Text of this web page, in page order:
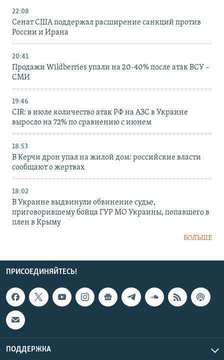
22:08
Сенат США поддержал расширение санкций против
России и Ирана
20:41
Продажи Wildberries упали на 20-40% после атак ВСУ –
СМИ
19:46
CIR: в июле количество атак РФ на АЗС в Украине
выросло на 72% по сравнению с июнем
18:53
В Керчи дрон упал на жилой дом: российские власти
сообщают о жертвах
18:02
В Украине выдвинули обвинение судье,
приговорившему бойца ГУР МО Украины, попавшего в
плен в Крыму
БОЛЬШЕ
ПРИСОЕДИНЯЙТЕСЬ!
ПОДДЕРЖКА